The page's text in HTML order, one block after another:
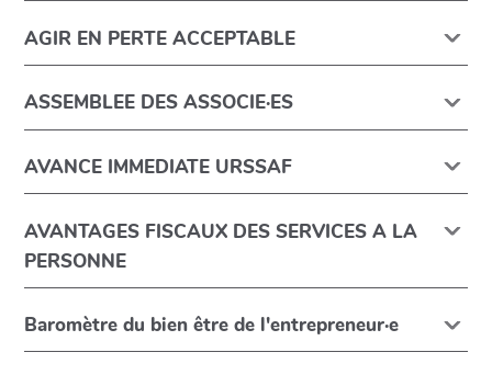
AGIR EN PERTE ACCEPTABLE
ASSEMBLEE DES ASSOCIE·ES
AVANCE IMMEDIATE URSSAF
AVANTAGES FISCAUX DES SERVICES A LA
PERSONNE
Baromètre du bien être de l'entrepreneur·e